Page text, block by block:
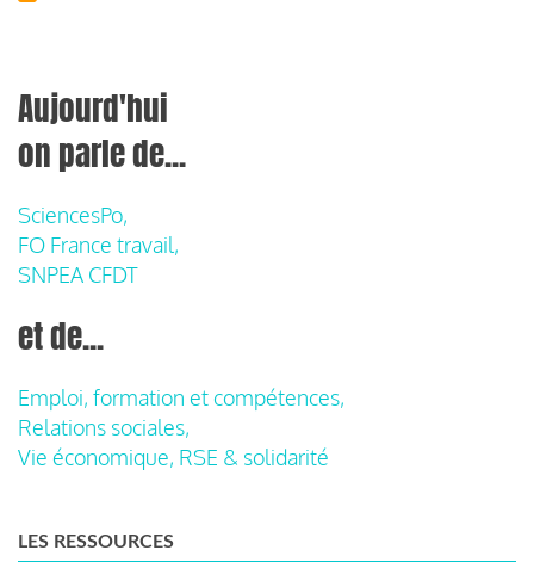
Aujourd'hui
on parle de...
SciencesPo,
FO France travail,
SNPEA CFDT
et de...
Emploi, formation et compétences,
Relations sociales,
Vie économique, RSE & solidarité
LES RESSOURCES